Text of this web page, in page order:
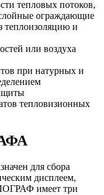
тепловых потоков,
ограждающие
теплоизоляцию и
или воздуха
при натурных и
тепловизионных
для сбора
дисплеем,
имеет три